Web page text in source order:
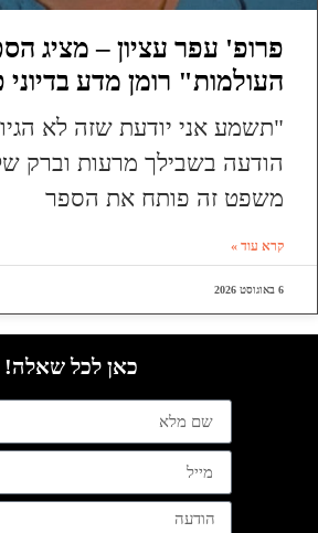
פרופ' עפר עציון – מציג
העולמות" רומן מדע בדיוני
"תשמע אני יודעת שזה לא
הודעה בשבילך מרעות וברק
משפט זה פותח את הספר
קרא עוד »
6 באוגוסט 2026
כאן לכל שאלה!